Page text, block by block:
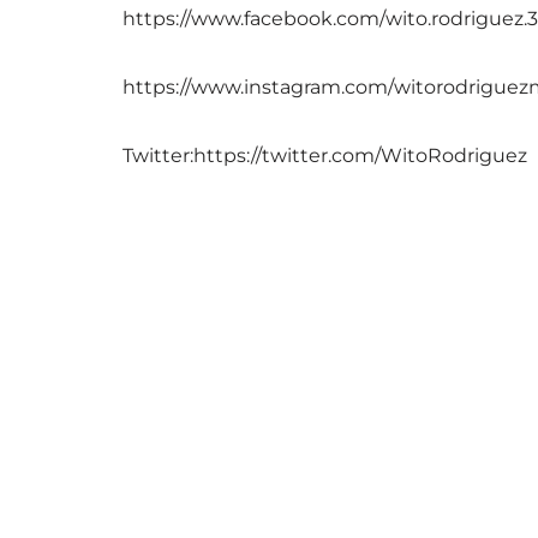
https://www.facebook.com/wito.rodriguez.3
https://www.instagram.com/
Twitter:https://twitter.com/WitoRodriguez